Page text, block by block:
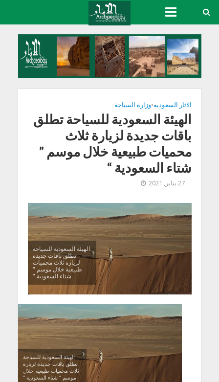
الاثار السعودية•وزارة السياحة
الهيئة السعودية للسياحة تطلق
باقات جديدة لزيارة ثلاث
محميات طبيعية خلال موسم ”
شتاء السعودية “
27 يناير, 2021
الهيئة السعودية للسياحة
تطلق باقات جديدة
لزيارة ثلاث محميات
طبيعية خلال موسم "
شتاء السعودية "
الهيئة السعودية للسياحة
تطلق باقات جديدة لزيارة
ثلاث محميات طبيعية خلال
موسم ” شتاء السعودية “